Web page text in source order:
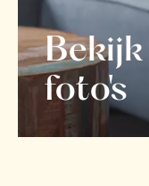
Bekijk
foto's